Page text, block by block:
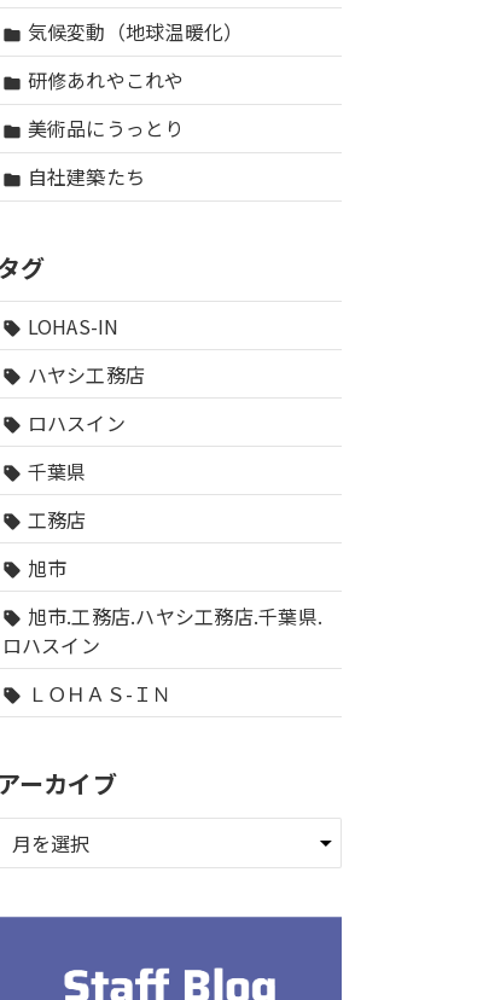
folder 気候変動（地球温暖化）
folder 研修あれやこれや
folder 美術品にうっとり
folder 自社建築たち
グ
sell LOHAS-IN
sell ハヤシ工務店
sell ロハスイン
sell 千葉県
sell 工務店
sell 旭市
sell 旭市.工務店.ハヤシ工務店.千葉県.
ロハスイン
sell ＬＯＨＡＳ-ＩＮ
アーカイブ